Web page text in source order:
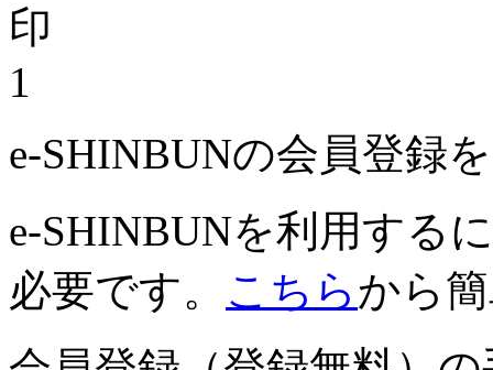
1
e-SHINBUNの会員登録
e-SHINBUNを利用する
必要です。 こちらから